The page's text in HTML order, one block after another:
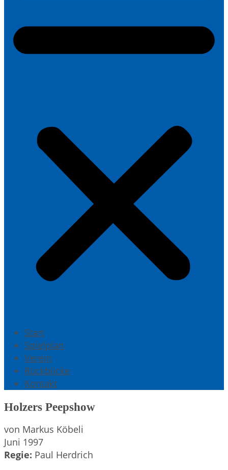
Start
Spielplan
Verein
Rückblicke
Kontakt
Holzers Peepshow
von Markus Köbeli
Juni 1997
Regie: Paul Herdrich